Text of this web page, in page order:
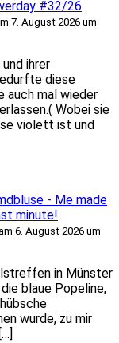
#32/26
7. August 2026 um
ihrer
diese
auch mal wieder
Wobei sie
violett ist und
- Me made
minute!
6. August 2026 um
in Münster
blaue Popeline,
wurde, zu mir